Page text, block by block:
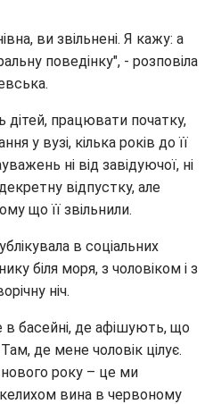
ви звільнені. Я кажу: а
поведінку", - розповіла
працювати початку,
у вузі, кілька років до її
ні від завідуючої, ні
відпустку, але
що її звільнили.
в соціальних
біля моря, з чоловіком і з
ніч.
в басейні, де афішують, що
де мене чоловік цілує.
року – це ми
келихом вина в червоному